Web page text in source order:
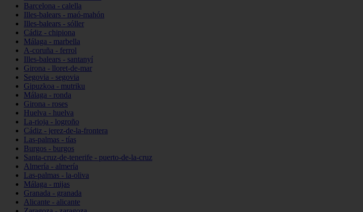
Barcelona - calella
Illes-balears - maó-mahón
Illes-balears - sóller
Cádiz - chipiona
Málaga - marbella
A-coruña - ferrol
Illes-balears - santanyí
Girona - lloret-de-mar
Segovia - segovia
Gipuzkoa - mutriku
Málaga - ronda
Girona - roses
Huelva - huelva
La-rioja - logroño
Cádiz - jerez-de-la-frontera
Las-palmas - tías
Burgos - burgos
Santa-cruz-de-tenerife - puerto-de-la-cruz
Almería - almería
Las-palmas - la-oliva
Málaga - mijas
Granada - granada
Alicante - alicante